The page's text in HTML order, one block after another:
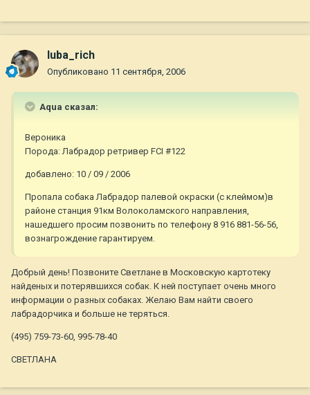
luba_rich
Опубликовано 11 сентября, 2006
Aqua сказал:
Вероника
Порода: Лабрадор ретривер FCI #122
добавлено: 10 / 09 / 2006
Пропала собака Лабрадор палевой окраски (с клеймом)в
районе станция 91км Волоколамского направления,
нашедшего просим позвонить по телефону 8 916 881-56-56,
вознагрождение гарантируем.
Добрый день! Позвоните Светлане в Московскую картотеку
найденых и потерявшихся собак. К ней поступает очень много
информации о разных собаках. Желаю Вам найти своего
лабрадорчика и больше не теряться.
(495) 759-73-60, 995-78-40
СВЕТЛАНА